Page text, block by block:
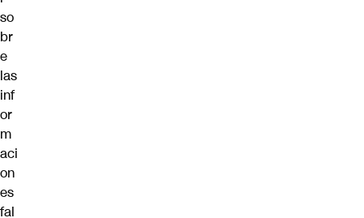
so
br
e
las
inf
or
m
aci
on
es
fal